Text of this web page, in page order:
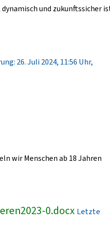
und zukunftssicher
26. Juli 2024, 11:56 Uhr,
wir Menschen ab 18 Jahren
0.docx Letzte